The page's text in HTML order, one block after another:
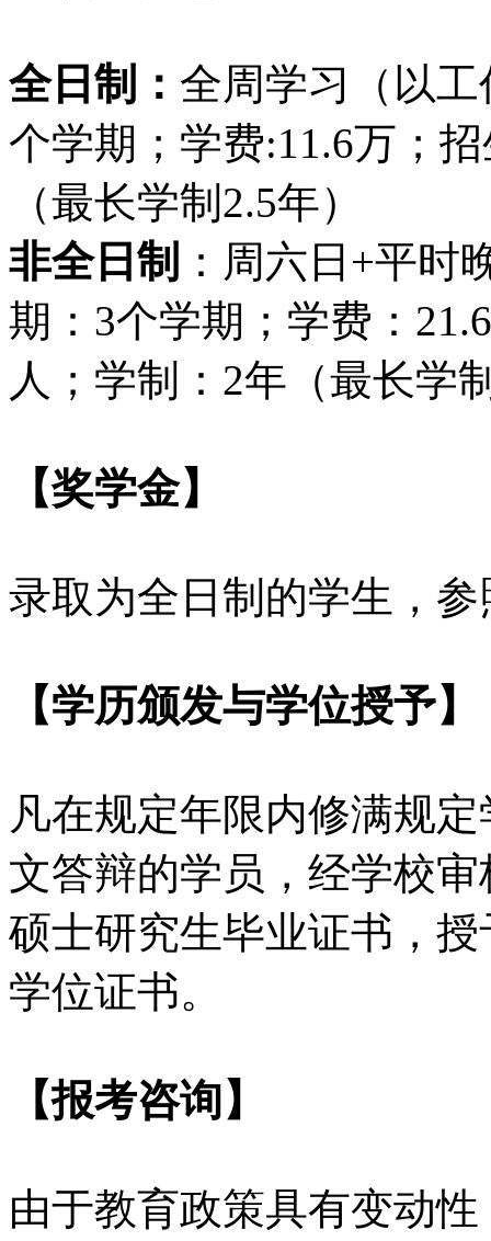
全日制： 全周学习（以
个学期；学费:11.6万；
（最长学制2.5年）
非全日制
：周六日+平时
期：3个学期；学费：
人；学制：2年（最长学
【奖学金】
录取为全日制的学生，
【学历颁发与学位授予】
凡在规定年限内修满规
文答辩的学员，经学校
硕士研究生毕业证书，
学位证书。
【报考咨询】
由于教育政策具有变动